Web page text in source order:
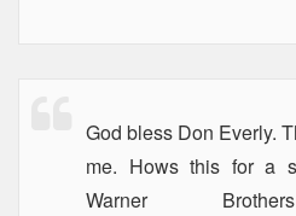
God bless Don Everly.
me. Hows this for a
Warner